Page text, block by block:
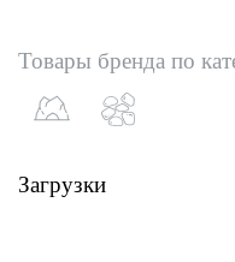
Товары бренда по
Загрузки